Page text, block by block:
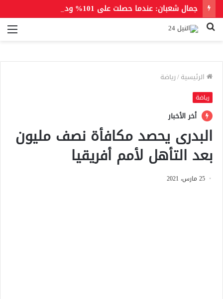
بحث
الرئيسية/رياضة
رياضة
أخر الأخبار
البدرى يحصد مكافأة نصف مليون
بعد التأهل لأمم أفريقيا
25 مارس، 2021